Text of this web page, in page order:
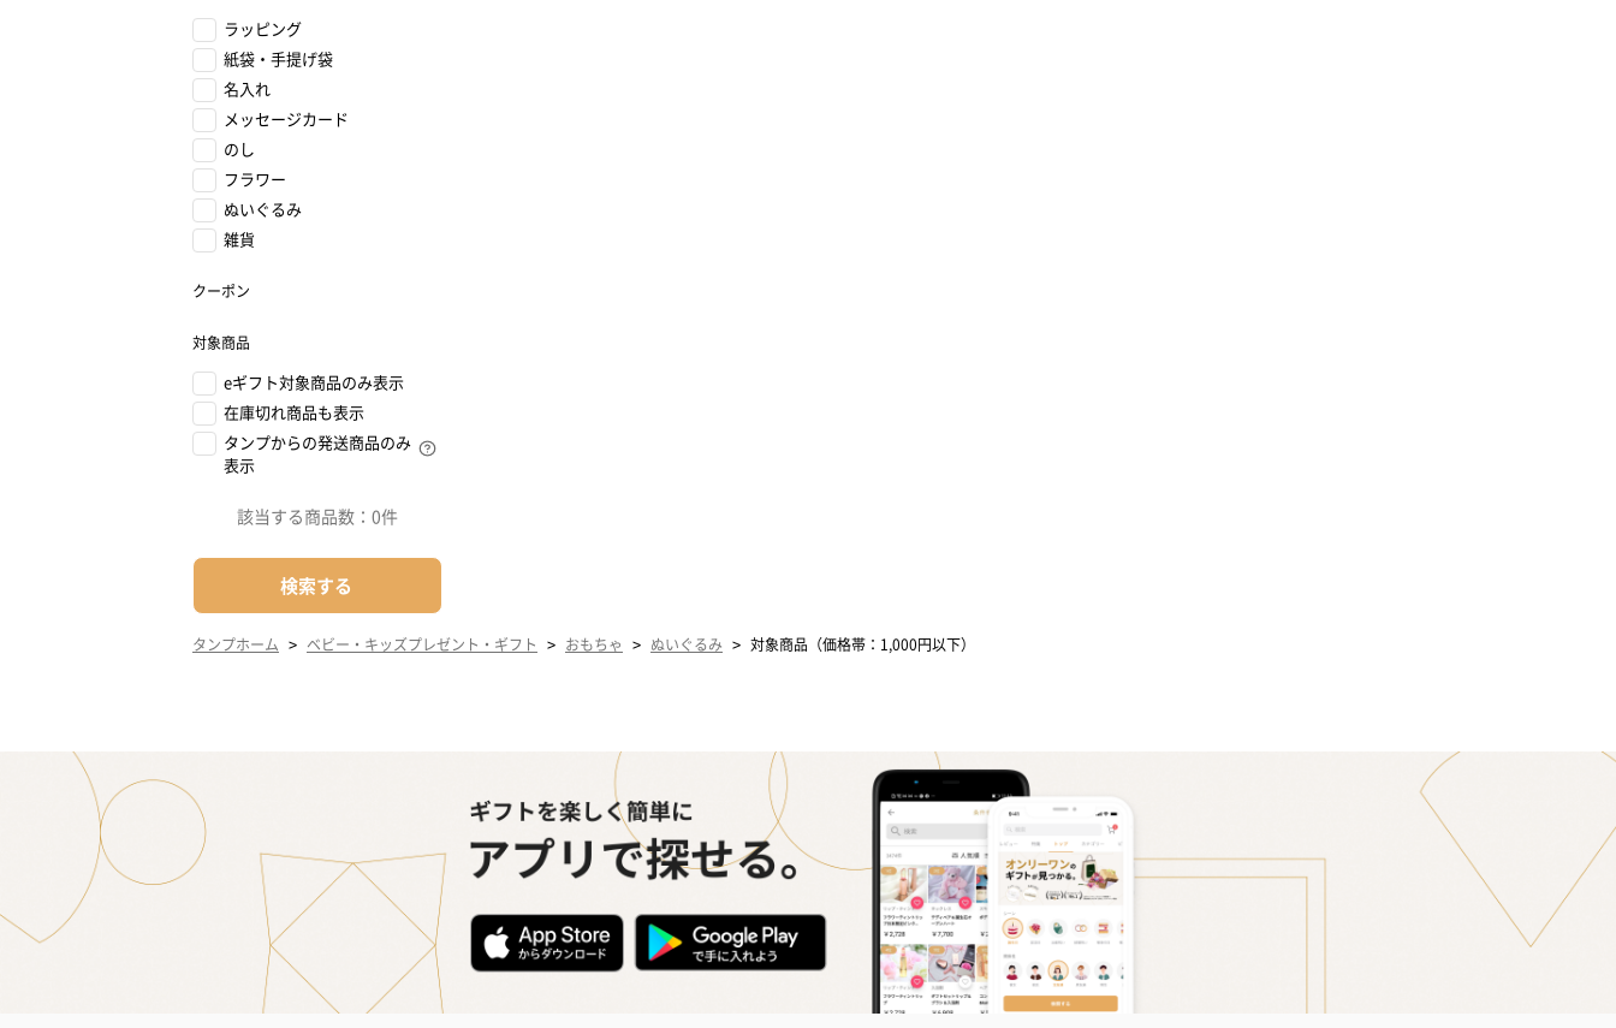
ラッピング
紙袋・手提げ袋
名入れ
メッセージカード
のし
フラワー
ぬいぐるみ
雑貨
クーポン
対象商品
eギフト対象商品のみ表示
在庫切れ商品も表示
タンプからの発送商品のみ
表示
該当する商品数： 0件
検索する
タンプホーム > ベビー・キッズプレゼント・ギフト > おもちゃ > ぬいぐるみ > 対象商品（価格帯：1,000円以下）